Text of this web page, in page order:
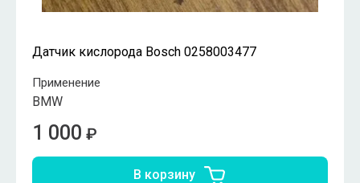
Датчик кислорода Bosch 0258003477
Применение
BMW
1 000 ₽
В корзину